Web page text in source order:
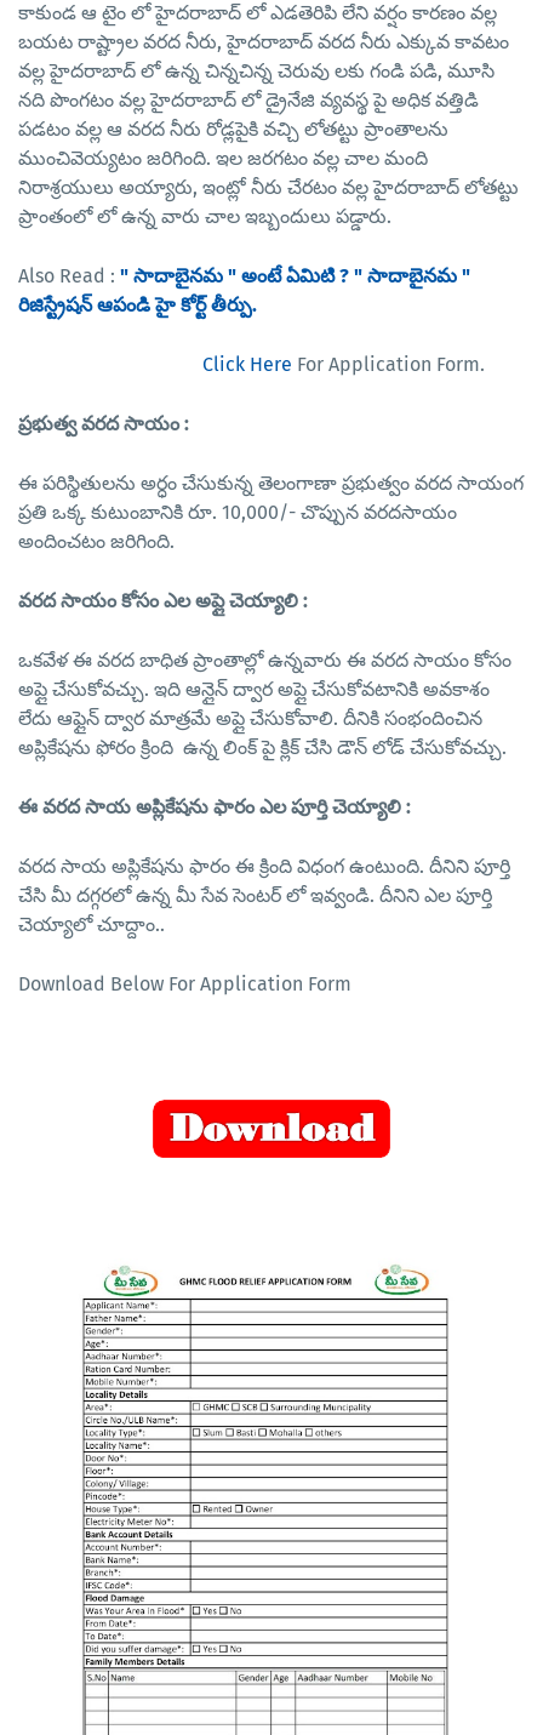
కాకుండ ఆ టైం లో హైదరాబాద్ లో ఎడతెరిపి లేని వర్షం కారణం వల్ల
బయట రాష్ట్రాల వరద నీరు, హైదరాబాద్ వరద నీరు ఎక్కువ కావటం
వల్ల హైదరాబాద్ లో ఉన్న చిన్నచిన్న చెరువు లకు గండి పడి, మూసి
నది పొంగటం వల్ల హైదరాబాద్ లో డ్రైనేజి వ్యవస్థ పై అధిక వత్తిడి
పడటం వల్ల ఆ వరద నీరు రోడ్లపైకి వచ్చి లోతట్టు ప్రాంతాలను
ముంచివెయ్యటం జరిగింది. ఇల జరగటం వల్ల చాల మంది
నిరాశ్రయులు అయ్యారు, ఇంట్లో నీరు చేరటం వల్ల హైదరాబాద్ లోతట్టు
ప్రాంతంలో లో ఉన్న వారు చాల ఇబ్బందులు పడ్డారు.
Also Read : " సాదాబైనమ " అంటే ఏమిటి ? " సాదాబైనమ "
రిజిస్ట్రేషన్ ఆపండి హై కోర్ట్ తీర్పు.
Click Here For Application Form.
ప్రభుత్వ వరద సాయం :
ఈ పరిస్థితులను అర్ధం చేసుకున్న తెలంగాణా ప్రభుత్వం వరద సాయంగ
ప్రతి ఒక్క కుటుంబానికి రూ. 10,000/- చొప్పున వరదసాయం
అందించటం జరిగింది.
వరద సాయం కోసం ఎల అప్లై చెయ్యాలి :
ఒకవేళ ఈ వరద బాధిత ప్రాంతాల్లో ఉన్నవారు ఈ వరద సాయం కోసం
అప్లై చేసుకోవచ్చు. ఇది ఆన్లైన్ ద్వార అప్లై చేసుకోవటానికి అవకాశం
లేదు ఆఫ్లైన్ ద్వార మాత్రమే అప్లై చేసుకోవాలి. దీనికి సంభందించిన
అప్లికేషను ఫోరం క్రింది ఉన్న లింక్ పై క్లిక్ చేసి డౌన్ లోడ్ చేసుకోవచ్చు.
ఈ వరద సాయ అప్లికేషను ఫారం ఎల పూర్తి చెయ్యాలి :
వరద సాయ అప్లికేషను ఫారం ఈ క్రింది విధంగ ఉంటుంది. దీనిని పూర్తి
చేసి మీ దగ్గరలో ఉన్న మీ సేవ సెంటర్ లో ఇవ్వండి. దీనిని ఎల పూర్తి
చెయ్యాలో చూద్దాం..
Download Below For Application Form